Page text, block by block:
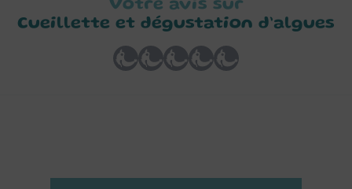
Votre avis sur
Cueillette et dégustation d’algues